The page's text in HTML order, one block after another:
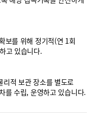
보를 위해 정기적(연 1회
고 있습니다.
리적 보관 장소를 별도로
를 수립, 운영하고 있습니다.